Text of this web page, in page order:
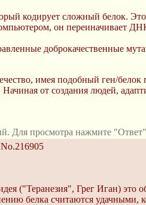
кодирует сложный белок.
он переиначивает
доброкачественные
имея подобный ген/белок
от создания людей,
Для просмотра нажмите
No.216905
("Теранезия", Грег Иган) это
белка считаются удачными,